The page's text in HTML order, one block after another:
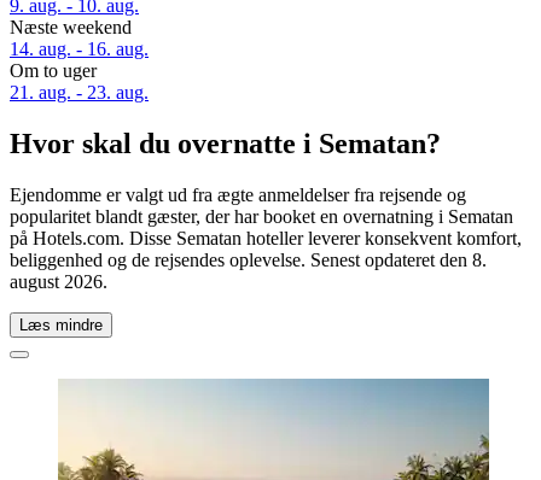
9. aug. - 10. aug.
Næste weekend
14. aug. - 16. aug.
Om to uger
21. aug. - 23. aug.
Hvor skal du overnatte i Sematan?
Ejendomme er valgt ud fra ægte anmeldelser fra rejsende og
popularitet blandt gæster, der har booket en overnatning i Sematan
på Hotels.com. Disse Sematan hoteller leverer konsekvent komfort,
beliggenhed og de rejsendes oplevelse. Senest opdateret den 8.
august 2026.
Læs mindre